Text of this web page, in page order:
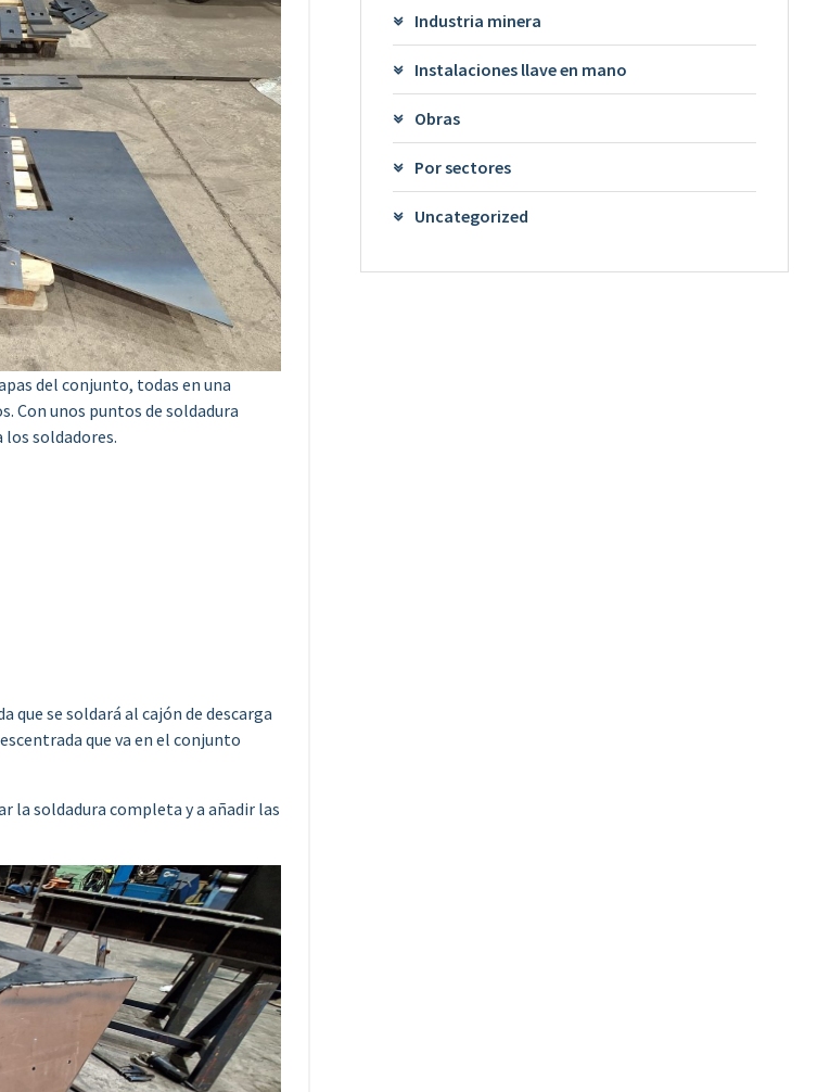
del conjunto, todas en una
Con unos puntos de soldadura
los soldadores.
que se soldará al cajón de descarga
que va en el conjunto
la soldadura completa y a añadir las
Industria minera
Instalaciones llave en mano
Obras
Por sectores
Uncategorized